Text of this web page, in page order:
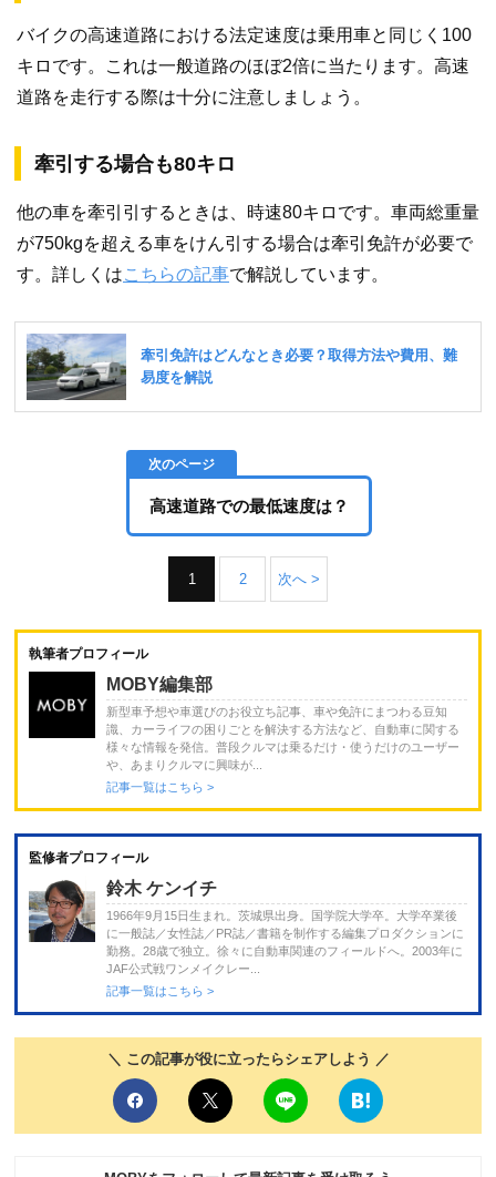
バイクの高速道路における法定速度は乗用車と同じく100
キロです。これは一般道路のほぼ2倍に当たります。高速
道路を走行する際は十分に注意しましょう。
牽引する場合も80キロ
他の車を牽引引するときは、時速80キロです。車両総重量
が750kgを超える車をけん引する場合は牽引免許が必要で
す。詳しくはこちらの記事で解説しています。
高速道路での最低速度は？
1 2 次へ >
執筆者プロフィール
MOBY編集部
新型車予想や車選びのお役立ち記事、車や免許にまつわる豆知
識、カーライフの困りごとを解決する方法など、自動車に関する
様々な情報を発信。普段クルマは乗るだけ・使うだけのユーザー
や、あまりクルマに興味が...
記事一覧はこちら >
監修者プロフィール
鈴木 ケンイチ
1966年9月15日生まれ。茨城県出身。国学院大学卒。大学卒業後
に一般誌／女性誌／PR誌／書籍を制作する編集プロダクションに
勤務。28歳で独立。徐々に自動車関連のフィールドへ。2003年に
JAF公式戦ワンメイクレー...
記事一覧はこちら >
＼ この記事が役に立ったらシェアしよう ／